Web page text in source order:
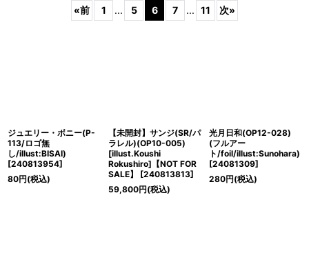
«前 1 ... 5 6 7 ... 11 次»
ジュエリー・ボニー(P-
113/ロゴ無
し/illust:BISAI)
[240813954]
80円(税込)
【未開封】サンジ(SR/パ
ラレル)(OP10-005)
[illust.Koushi
Rokushiro]【NOT FOR
SALE】
[240813813]
59,800円(税込)
光月日和(OP12-028)
(フルアー
ト/foil/illust:Sunohara)
[24081309]
280円(税込)